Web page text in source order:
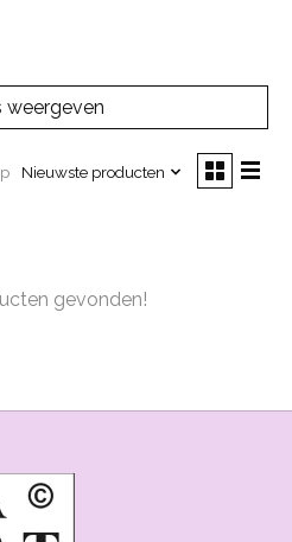
weergeven
Nieuwste producten
gevonden!